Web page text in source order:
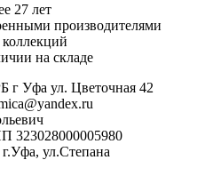
27 лет
производителями
на складе
г Уфа ул. Цветочная 42
323028000005980
ул.Степана